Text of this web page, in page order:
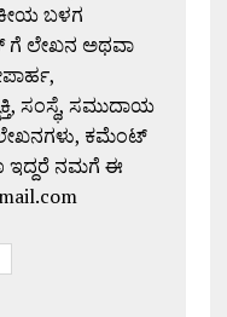
ಬಳಗ
ಗೆ ಲೇಖನ ಅಥವಾ
ಸಂಸ್ಥೆ, ಸಮುದಾಯ
ಕಮೆಂಟ್
ಇದ್ದರೆ ನಮಗೆ ಈ